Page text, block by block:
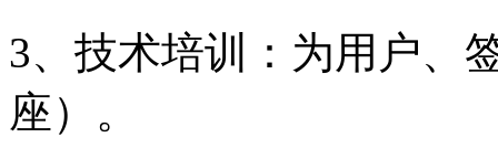
3、技术培训：为用户、
座）。